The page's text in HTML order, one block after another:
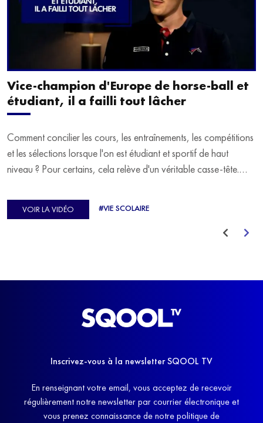
Vice-champion d'Europe de horse-ball et
étudiant, il a failli tout lâcher
Comment concilier les cours, les entraînements, les compétitions
et les sélections lorsque l'on est étudiant et sportif de haut
niveau ? Pour certains, cela relève d'un véritable casse-tête.
d'Europe de Horse-ball, qui a failli abandonner ses études
avant de trouver un nouvel équilibre.
VOIR LA VIDÉO #VIE SCOLAIRE
Inscrivez-vous à la newsletter SQOOL TV
En renseignant votre email, vous acceptez de recevoir
régulièrement notre newsletter par courrier électronique et
vous prenez connaissance de notre politique de